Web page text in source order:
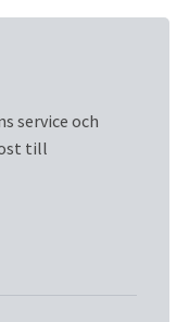
service och
till